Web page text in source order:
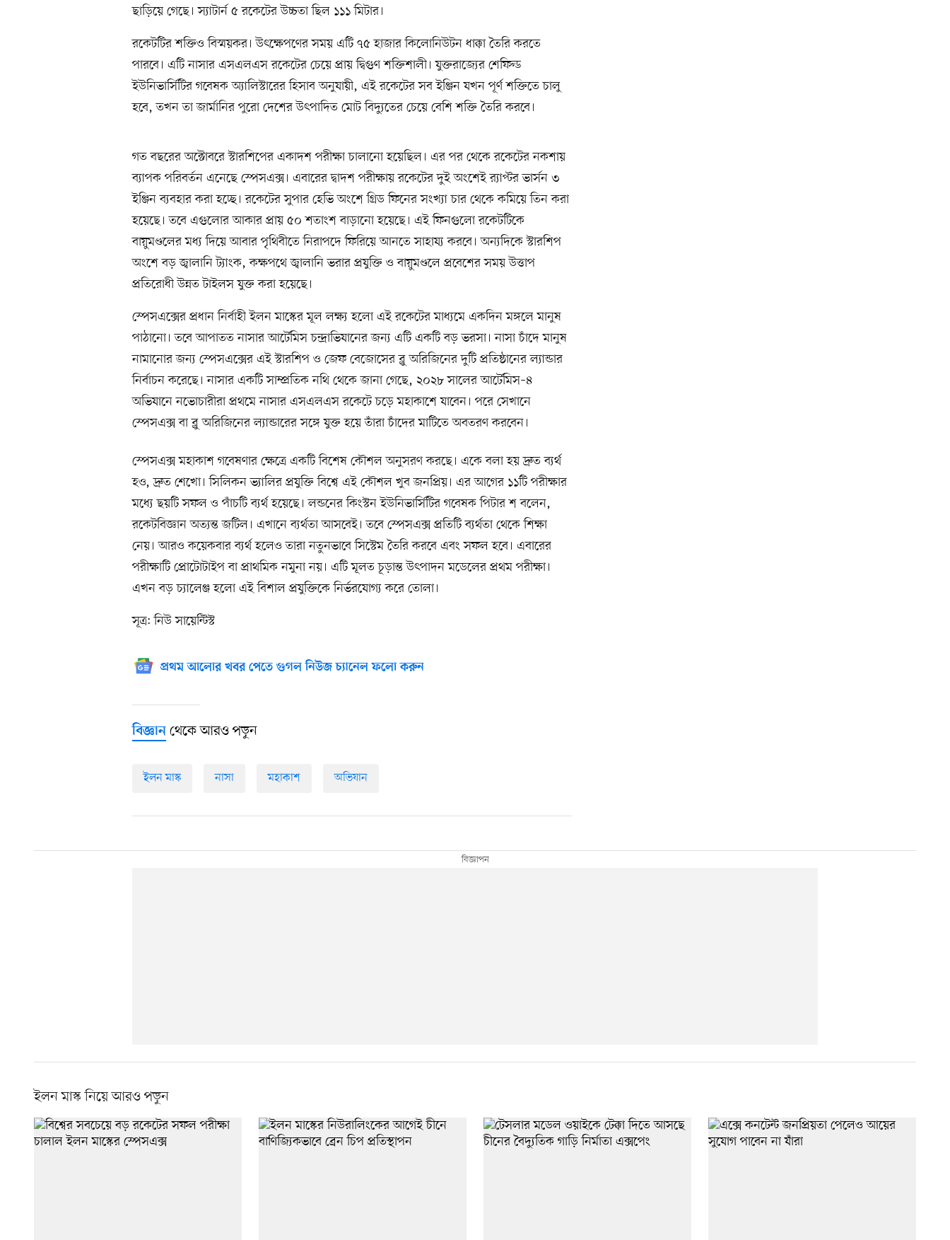
ছাড়িয়ে গেছে। স্যাটার্ন ৫ রকেটের উচ্চতা ছিল ১১১ মিটার।
রকেটটির শক্তিও বিস্ময়কর। উৎক্ষেপণের সময় এটি ৭৫ হাজার কিলোনিউটন ধাক্কা তৈরি করতে
পারবে। এটি নাসার এসএলএস রকেটের চেয়ে প্রায় দ্বিগুণ শক্তিশালী। যুক্তরাজ্যের শেফিল্ড
ইউনিভার্সিটির গবেষক অ্যালিস্টারের হিসাব অনুযায়ী, এই রকেটের সব ইঞ্জিন যখন পূর্ণ শক্তিতে চালু
হবে, তখন তা জার্মানির পুরো দেশের উৎপাদিত মোট বিদ্যুতের চেয়ে বেশি শক্তি তৈরি করবে।
গত বছরের অক্টোবরে স্টারশিপের একাদশ পরীক্ষা চালানো হয়েছিল। এর পর থেকে রকেটের নকশায়
ব্যাপক পরিবর্তন এনেছে স্পেসএক্স। এবারের দ্বাদশ পরীক্ষায় রকেটের দুই অংশেই র‍্যাপ্টর ভার্সন ৩
ইঞ্জিন ব্যবহার করা হচ্ছে। রকেটের সুপার হেভি অংশে গ্রিড ফিনের সংখ্যা চার থেকে কমিয়ে তিন করা
হয়েছে। তবে এগুলোর আকার প্রায় ৫০ শতাংশ বাড়ানো হয়েছে। এই ফিনগুলো রকেটটিকে
বায়ুমণ্ডলের মধ্য দিয়ে আবার পৃথিবীতে নিরাপদে ফিরিয়ে আনতে সাহায্য করবে। অন্যদিকে স্টারশিপ
অংশে বড় জ্বালানি ট্যাংক, কক্ষপথে জ্বালানি ভরার প্রযুক্তি ও বায়ুমণ্ডলে প্রবেশের সময় উত্তাপ
প্রতিরোধী উন্নত টাইলস যুক্ত করা হয়েছে।
স্পেসএক্সের প্রধান নির্বাহী ইলন মাস্কের মূল লক্ষ্য হলো এই রকেটের মাধ্যমে একদিন মঙ্গলে মানুষ
পাঠানো। তবে আপাতত নাসার আর্টেমিস চন্দ্রাভিযানের জন্য এটি একটি বড় ভরসা। নাসা চাঁদে মানুষ
নামানোর জন্য স্পেসএক্সের এই স্টারশিপ ও জেফ বেজোসের ব্লু অরিজিনের দুটি প্রতিষ্ঠানের ল্যান্ডার
নির্বাচন করেছে। নাসার একটি সাম্প্রতিক নথি থেকে জানা গেছে, ২০২৮ সালের আর্টেমিস–৪
অভিযানে নভোচারীরা প্রথমে নাসার এসএলএস রকেটে চড়ে মহাকাশে যাবেন। পরে সেখানে
স্পেসএক্স বা ব্লু অরিজিনের ল্যান্ডারের সঙ্গে যুক্ত হয়ে তাঁরা চাঁদের মাটিতে অবতরণ করবেন।
স্পেসএক্স মহাকাশ গবেষণার ক্ষেত্রে একটি বিশেষ কৌশল অনুসরণ করছে। একে বলা হয় দ্রুত ব্যর্থ
হও, দ্রুত শেখো। সিলিকন ভ্যালির প্রযুক্তি বিশ্বে এই কৌশল খুব জনপ্রিয়। এর আগের ১১টি পরীক্ষার
মধ্যে ছয়টি সফল ও পাঁচটি ব্যর্থ হয়েছে। লন্ডনের কিংস্টন ইউনিভার্সিটির গবেষক পিটার শ বলেন,
রকেটবিজ্ঞান অত্যন্ত জটিল। এখানে ব্যর্থতা আসবেই। তবে স্পেসএক্স প্রতিটি ব্যর্থতা থেকে শিক্ষা
নেয়। আরও কয়েকবার ব্যর্থ হলেও তারা নতুনভাবে সিস্টেম তৈরি করবে এবং সফল হবে। এবারের
পরীক্ষাটি প্রোটোটাইপ বা প্রাথমিক নমুনা নয়। এটি মূলত চূড়ান্ত উৎপাদন মডেলের প্রথম পরীক্ষা।
এখন বড় চ্যালেঞ্জ হলো এই বিশাল প্রযুক্তিকে নির্ভরযোগ্য করে তোলা।
সূত্র: নিউ সায়েন্টিস্ট
প্রথম আলোর খবর পেতে গুগল নিউজ চ্যানেল ফলো করুন
বিজ্ঞান থেকে আরও পড়ুন
ইলন মাস্ক নাসা মহাকাশ অভিযান
ইলন মাস্ক নিয়ে আরও পড়ুন